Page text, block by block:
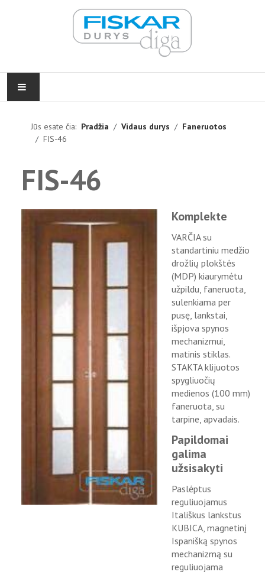
VIDAUS DURYS
LAUKO DURYS
Jūs esate čia: Pradžia Vidaus durys
Faneruotos
FIS-46
FIS-46
Komplekte
VARČIA su
standartiniu medžio
drožlių plokštės
(MDP) kiaurymėtu
užpildu, faneruota,
sulenkiama per
pusę, lankstai,
išpjova spynos
mechanizmui,
matinis stiklas.
STAKTA klijuotos
spygliuočių
medienos (100 mm)
faneruota, su
tarpine, apvadais.
Papildomai
galima
užsisakyti
Paslėptus
reguliuojamus
Itališkus lankstus
KUBICA, magnetinį
Ispanišką spynos
mechanizmą su
reguliuojama